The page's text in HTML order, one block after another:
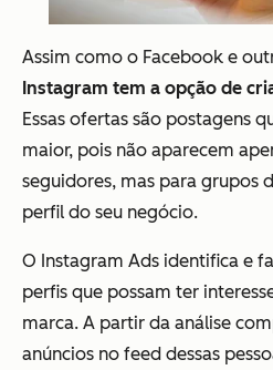
Assim como o Facebook e
Instagram tem a opção de
Essas ofertas são postagens
maior, pois não aparecem
seguidores, mas para grupos
perfil do seu negócio.
O Instagram Ads identifica e
perfis que possam ter
marca. A partir da análise
anúncios no feed dessas